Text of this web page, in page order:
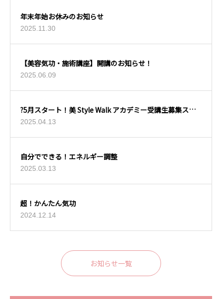
年末年始お休みのお知らせ
2025.11.30
【美容気功・施術講座】開講のお知らせ！
2025.06.09
?5月スタート！美 Style Walk アカデミー受講生募集スタ
ート?
2025.04.13
自分でできる！エネルギー調整
2025.03.13
超！かんたん気功
2024.12.14
お知らせ一覧